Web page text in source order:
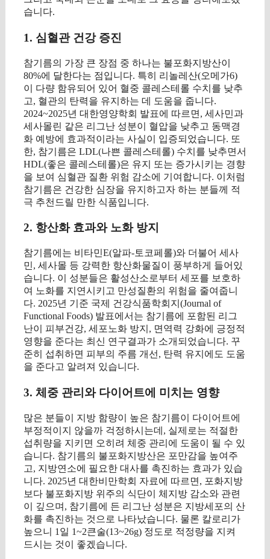
습니다.
1. 심혈관 건강 증진
참기름의 가장 큰 장점 중 하나는 불포화지방산이
80%에 달한다는 점입니다. 특히 리놀레산(오메가6)
이 다량 함유되어 있어 혈중 콜레스테롤 수치를 낮추
고, 혈관의 탄력을 유지하는 데 도움을 줍니다.
2024~2025년 대한영양학회 발표에 따르면, 세사민과
세사몰린 같은 리그난 성분이 혈압을 낮추고 동맥경
화 예방에 효과적이라는 사실이 입증되었습니다. 또
한, 참기름은 LDL(나쁜 콜레스테롤) 수치를 낮추면서
HDL(좋은 콜레스테롤)은 유지 또는 증가시키는 경향
을 보여 심혈관 질환 위험 감소에 기여합니다. 이처럼
참기름은 건강한 심장을 유지하고자 하는 분들께 적
극 추천드릴 만한 식품입니다.
2. 항산화 효과와 노화 방지
참기름에는 비타민E(알파-토코페롤)와 더불어 세사
민, 세사몰 등 강력한 항산화물질이 풍부하게 들어있
습니다. 이 성분들은 활성산소로부터 세포를 보호하
여 노화를 지연시키고 만성질환의 위험을 줄여줍니
다. 2025년 기준 국제 건강식품학회지(Journal of
Functional Foods) 발표에서는 참기름에 포함된 리그
난이 피부건강, 세포노화 방지, 면역력 강화에 긍정적
영향을 준다는 최신 연구결과가 소개되었습니다. 꾸
준히 섭취하면 피부의 주름 개선, 탄력 유지에도 도움
을 준다고 알려져 있습니다.
3. 체중 관리와 다이어트에 미치는 영향
많은 분들이 지방 함량이 높은 참기름이 다이어트에
부정적이지 않을까 걱정하시는데, 실제로는 적절한
섭취량을 지키면 오히려 체중 관리에 도움이 될 수 있
습니다. 참기름의 불포화지방산은 포만감을 높여주
고, 지방연소에 필요한 대사를 촉진하는 효과가 있습
니다. 2025년 대한비만학회 자료에 따르면, 포화지방
보다 불포화지방 위주의 식단이 체지방 감소와 관련
이 깊으며, 참기름에 든 리그난 성분은 지방세포의 산
화를 촉진하는 것으로 나타났습니다. 물론 칼로리가
높으니 1일 1~2큰술(13~26g) 정도로 적정량을 지켜
드시는 것이 좋겠습니다.